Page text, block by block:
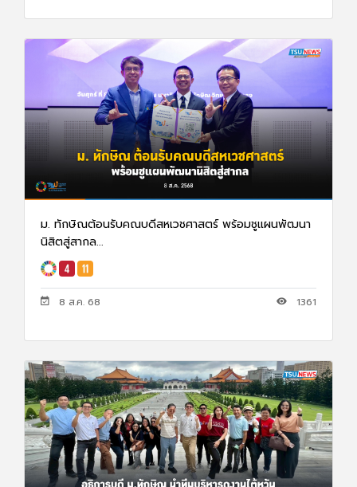
ม. ทักษิณต้อนรับคณบดีสหเวชศาสตร์ พร้อมชูแผนพัฒนา
นิสิตสู่สากล...
8 ส.ค. 68 1361